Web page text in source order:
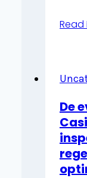
Read
De